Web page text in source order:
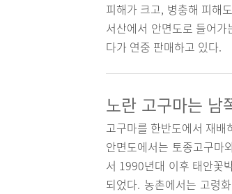
피해가 크고, 병충해 피해
서산에서 안면도로 들어
다가 연중 판매하고 있다.
노란 고구마는 남
고구마를 한반도에서 재
안면도에서는 토종고구마
서 1990년대 이후 태안꽃
되었다. 농촌에서는 고령